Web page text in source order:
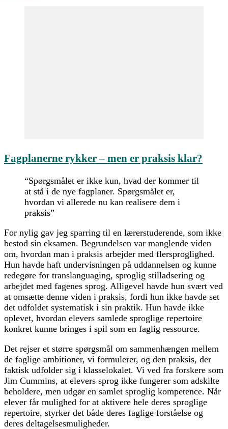
Fagplanerne rykker – men er praksis klar?
“Spørgsmålet er ikke kun, hvad der kommer til
at stå i de nye fagplaner. Spørgsmålet er,
hvordan vi allerede nu kan realisere dem i
praksis”
For nylig gav jeg sparring til en lærerstuderende, som ikke
bestod sin eksamen. Begrundelsen var manglende viden
om, hvordan man i praksis arbejder med flersproglighed.
Hun havde haft undervisningen på uddannelsen og kunne
redegøre for translanguaging, sproglig stilladsering og
arbejdet med fagenes sprog. Alligevel havde hun svært ved
at omsætte denne viden i praksis, fordi hun ikke havde set
det udfoldet systematisk i sin praktik. Hun havde ikke
oplevet, hvordan elevers samlede sproglige repertoire
konkret kunne bringes i spil som en faglig ressource.
Det rejser et større spørgsmål om sammenhængen mellem
de faglige ambitioner, vi formulerer, og den praksis, der
faktisk udfolder sig i klasselokalet. Vi ved fra forskere som
Jim Cummins, at elevers sprog ikke fungerer som adskilte
beholdere, men udgør en samlet sproglig kompetence. Når
elever får mulighed for at aktivere hele deres sproglige
repertoire, styrker det både deres faglige forståelse og
deres deltagelsesmuligheder.